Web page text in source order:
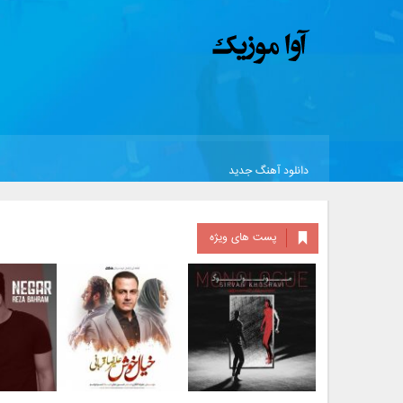
دانلود آهنگ جدید
پست های ویژه